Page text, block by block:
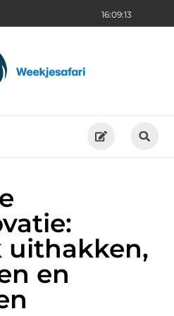
16:09:15
uithakken,
en